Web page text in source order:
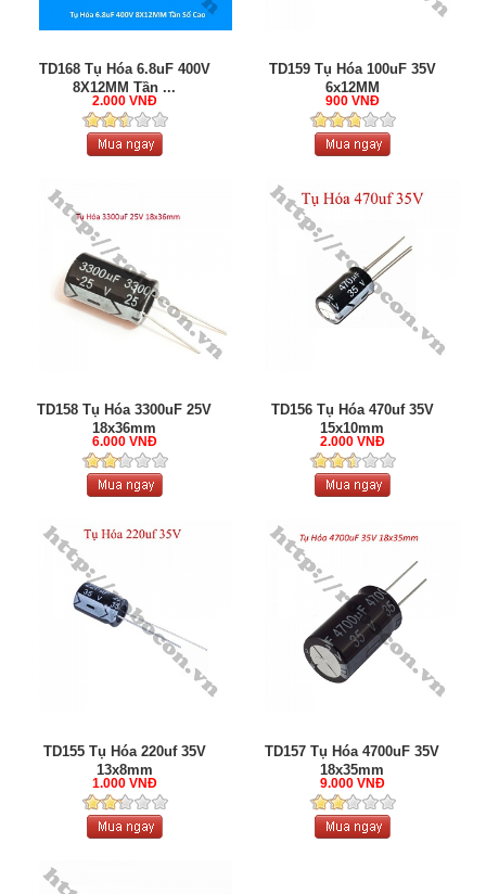
TD168 Tụ Hóa 6.8uF 400V
8X12MM Tần ...
2.000 VNĐ
TD159 Tụ Hóa 100uF 35V
6x12MM
900 VNĐ
TD158 Tụ Hóa 3300uF 25V
18x36mm
6.000 VNĐ
TD156 Tụ Hóa 470uf 35V
15x10mm
2.000 VNĐ
TD155 Tụ Hóa 220uf 35V
13x8mm
1.000 VNĐ
TD157 Tụ Hóa 4700uF 35V
18x35mm
9.000 VNĐ